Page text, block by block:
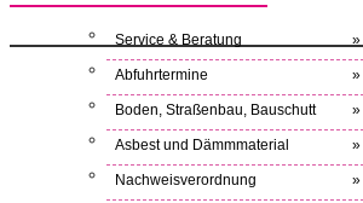
Service & Beratung »
Abfuhrtermine »
Boden, Straßenbau, Bauschutt »
Asbest und Dämmmaterial »
Nachweisverordnung »